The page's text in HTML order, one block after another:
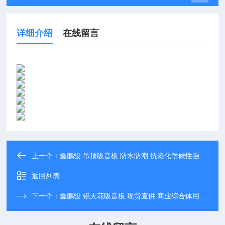
详细介绍 在线留言
上一个：鑫鹏骏 吊顶吸音板 防水防潮 抗老化耐候性强 全国配送
返回列表
下一个：鑫鹏骏 铝天花吸音板 现货直供 商业综合体用抗冲击力强